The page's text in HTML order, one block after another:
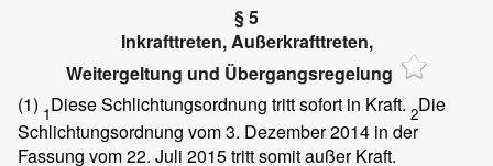
§ 5
Inkrafttreten, Außerkrafttreten,
Weitergeltung und Übergangsregelung
(1) 1Diese Schlichtungsordnung tritt sofort in Kraft. 2Die
Schlichtungsordnung vom 3. Dezember 2014 in der
Fassung vom 22. Juli 2015 tritt somit außer Kraft.